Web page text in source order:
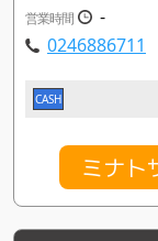
営業時間
-
0246886711
CASH
ミナト